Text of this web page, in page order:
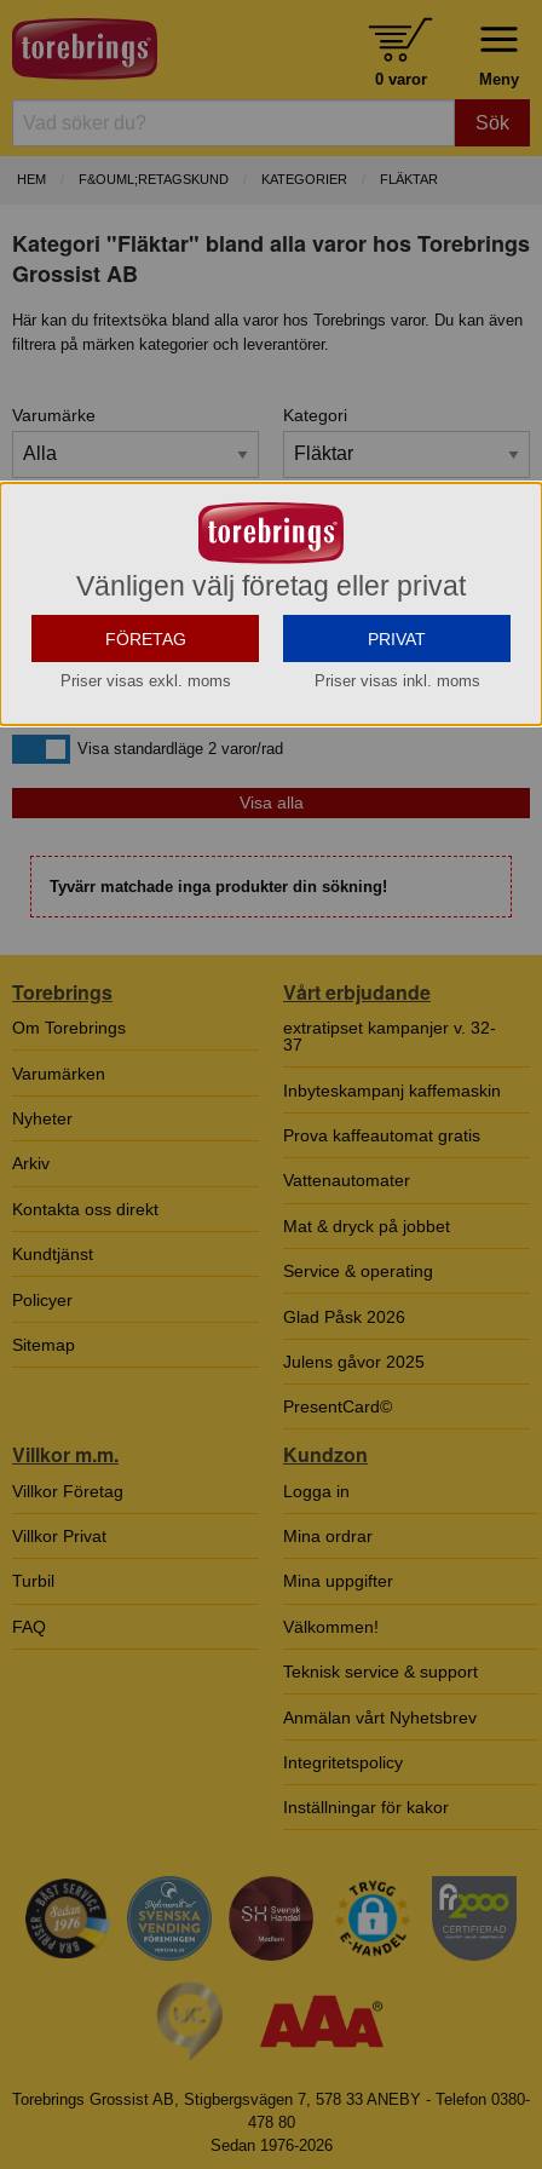
Meny
0 varor
Sök
HEM F&OUML;RETAGSKUND KATEGORIER FLÄKTAR
Kategori "Fläktar" bland alla varor hos Torebrings
Grossist AB
Här kan du fritextsöka bland alla varor hos Torebrings varor. Du kan även
filtrera på märken kategorier och leverantörer.
Varumärke Kategori
Leverantör
Bara kampanjvaror
Bara lagervaror
Visa standardlägeVisa standardläge 2 varor/rad
Tyvärr matchade inga produkter din sökning!
Torebrings
Om Torebrings
Varumärken
Nyheter
Arkiv
Kontakta oss direkt
Kundtjänst
Policyer
Sitemap
Vårt erbjudande
extratipset kampanjer v. 32-
37
Inbyteskampanj kaffemaskin
Prova kaffeautomat gratis
Vattenautomater
Mat & dryck på jobbet
Service & operating
Glad Påsk 2026
Julens gåvor 2025
PresentCard©
Villkor m.m.
Villkor Företag
Villkor Privat
Turbil
FAQ
Kundzon
Logga in
Mina ordrar
Mina uppgifter
Välkommen!
Teknisk service & support
Anmälan vårt Nyhetsbrev
Integritetspolicy
Inställningar för kakor
Torebrings Grossist AB, Stigbergsvägen 7, 578 33 ANEBY - Telefon 0380-
478 80
Sedan 1976-2026
Vänligen välj företag eller privat
FÖRETAG
Priser visas exkl. moms
PRIVAT
Priser visas inkl. moms